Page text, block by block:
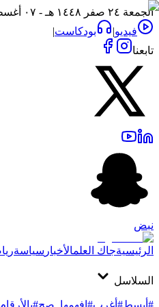
الجمعة ٢٤ صفر ١٤٤٨ هـ - ٠٧ أغسطس ٢٠٢٦
فيديو| بودكاست|
تابعنا
نبض
الرئيسيةجاك العلمالأخبار سياسة
السلاسل
#أبسط #أغرب#افهمها_صح#بالأرقام